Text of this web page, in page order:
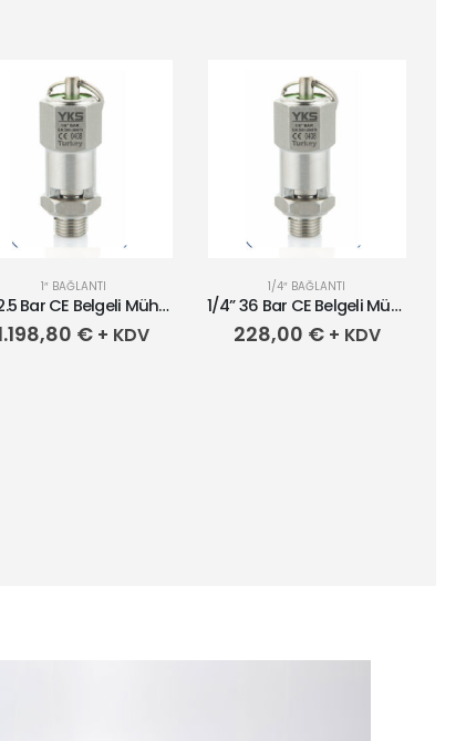
1″ BAĞLANTI
1” 32.5 Bar CE Belgeli Mühürlü Paslanmaz Emniyet Ventili
€ + KDV
1/4″ BAĞLANTI
1/4” 36 Bar CE Belgeli Mühürlü Paslanmaz Emniyet Ventil
228,00 € + KDV